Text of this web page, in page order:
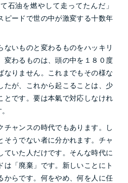
石油を燃やして走ってたんだ」
ピードで世の中が激変する十数年
いものと変わるものをハッキリ
変わるものは、頭の中を１８０度
なりません。これまでもその様な
たが、これから起こることは、少
とです。要は本氣で対応しなけれ
ャンスの時代でもあります。し
そうでない者に分かれます。チャ
ていた人だけです。そんな時代に
は「廃棄」です。新しいことにト
からです。何をやめ、何を人に任